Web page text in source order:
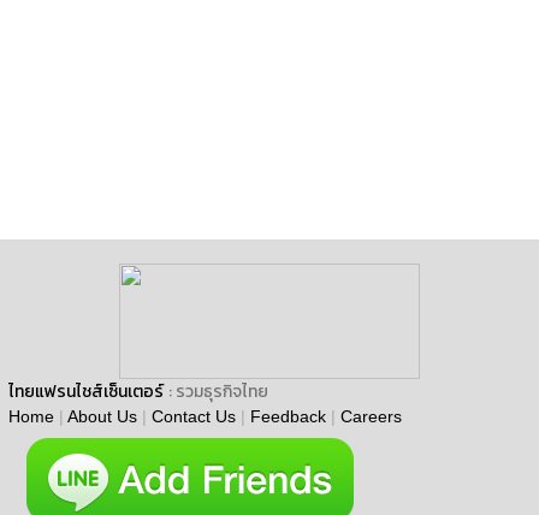
ไทยแฟรนไชส์เซ็นเตอร์ : รวมธุรกิจไทย
Home | About Us | Contact Us | Feedback | Careers